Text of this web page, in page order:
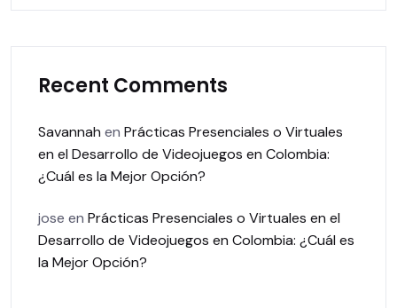
Recent Comments
Savannah en Prácticas Presenciales o Virtuales
en el Desarrollo de Videojuegos en Colombia:
¿Cuál es la Mejor Opción?
jose en Prácticas Presenciales o Virtuales en el
Desarrollo de Videojuegos en Colombia: ¿Cuál es
la Mejor Opción?